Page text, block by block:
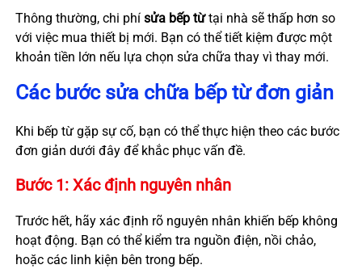
Thông thường, chi phí sửa bếp từtại nhà sẽ thấp hơn so
với việc mua thiết bị mới. Bạn có thể tiết kiệm được một
khoản tiền lớn nếu lựa chọn sửa chữa thay vì thay mới.
Các bước sửa chữa bếp từ đơn giản
Khi bếp từ gặp sự cố, bạn có thể thực hiện theo các bước
đơn giản dưới đây để khắc phục vấn đề.
Bước 1: Xác định nguyên nhân
Trước hết, hãy xác định rõ nguyên nhân khiến bếp không
hoạt động. Bạn có thể kiểm tra nguồn điện, nồi chảo,
hoặc các linh kiện bên trong bếp.